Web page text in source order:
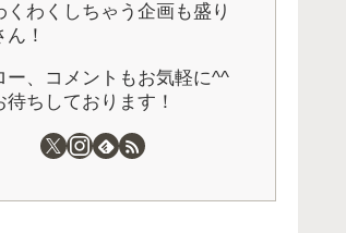
くわくしちゃう企画も盛り
！
ー、コメントもお気軽に^^
待ちしております！